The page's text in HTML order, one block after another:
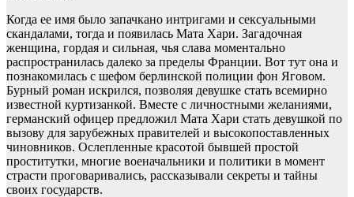
Когда ее имя было запачкано интригами и сексуальными
скандалами, тогда и появилась Мата Хари. Загадочная
женщина, гордая и сильная, чья слава моментально
распространилась далеко за пределы Франции. Вот тут она и
познакомилась с шефом берлинской полиции фон Яговом.
Бурный роман искрился, позволяя девушке стать всемирно
известной куртизанкой. Вместе с личностными желаниями,
германский офицер предложил Мата Хари стать девушкой по
вызову для зарубежных правителей и высокопоставленных
чиновников. Ослепленные красотой бывшей простой
проститутки, многие военачальники и политики в момент
страсти проговаривались, рассказывали секреты и тайны
своих государств.